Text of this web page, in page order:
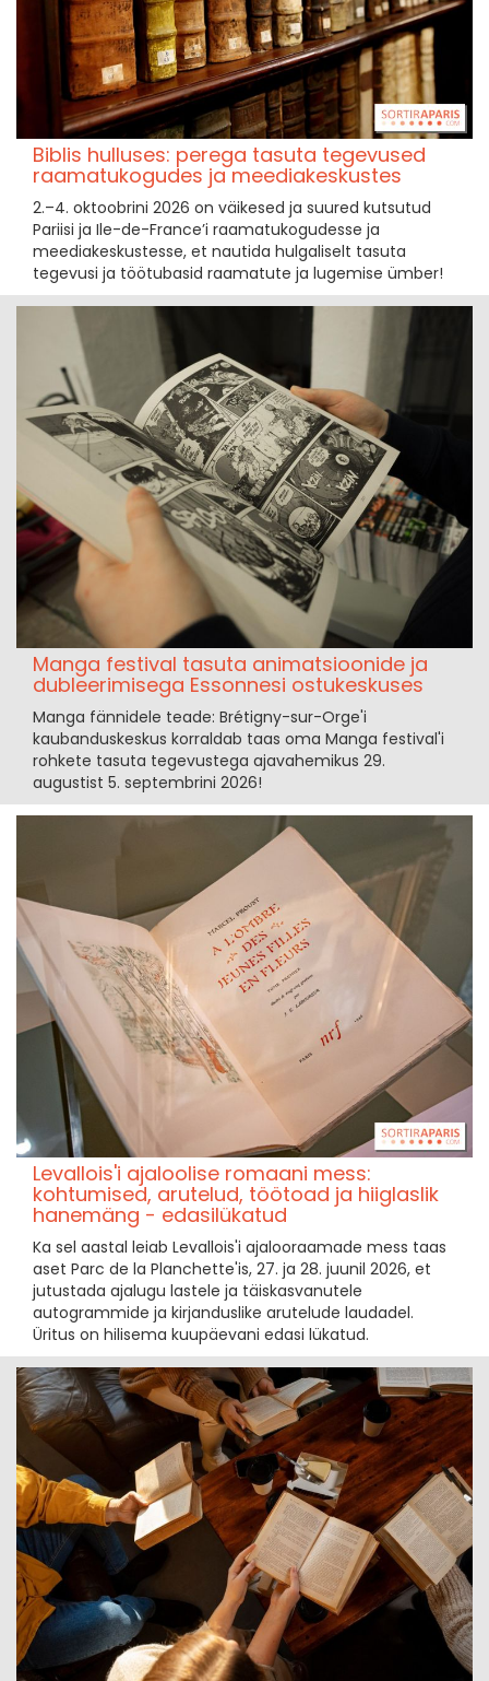
Biblis hulluses: perega tasuta tegevused
raamatukogudes ja meediakeskustes
2.–4. oktoobrini 2026 on väikesed ja suured kutsutud
Pariisi ja Ile-de-France’i raamatukogudesse ja
meediakeskustesse, et nautida hulgaliselt tasuta
tegevusi ja töötubasid raamatute ja lugemise ümber!
Manga festival tasuta animatsioonide ja
dubleerimisega Essonnesi ostukeskuses
Manga fännidele teade: Brétigny-sur-Orge'i
kaubanduskeskus korraldab taas oma Manga festival'i
rohkete tasuta tegevustega ajavahemikus 29.
augustist 5. septembrini 2026!
Levallois'i ajaloolise romaani mess:
kohtumised, arutelud, töötoad ja hiiglaslik
hanemäng - edasilükatud
Ka sel aastal leiab Levallois'i ajalooraamade mess taas
aset Parc de la Planchette'is, 27. ja 28. juunil 2026, et
jutustada ajalugu lastele ja täiskasvanutele
autogrammide ja kirjanduslike arutelude laudadel.
Üritus on hilisema kuupäevani edasi lükatud.